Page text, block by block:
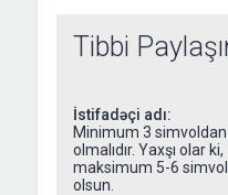
Tibbi
İstifadəçi adı:
Minimum 3
olmalıdır. Yaxşı olar ki,
maksimum 5-6
olsun.